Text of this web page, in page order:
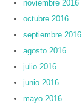
noviembre 2016
octubre 2016
septiembre 2016
agosto 2016
julio 2016
junio 2016
mayo 2016